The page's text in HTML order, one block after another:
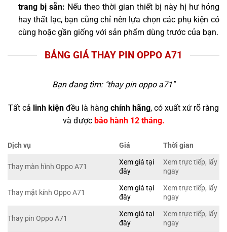
trang bị sẵn: Nếu theo thời gian thiết bị này hị hư hỏng
hay thất lạc, bạn cũng chỉ nên lựa chọn các phụ kiện có
cùng hoặc gần giống với sản phẩm dùng trước của bạn.
BẢNG GIÁ THAY PIN OPPO A71
Bạn đang tìm: "thay pin oppo a71"
Tất cả linh kiện đều là hàng chính hãng, có xuất xứ rõ ràng
và được bảo hành 12 tháng.
Dịch vụ Giá Thời gian
Thay màn hình Oppo A71
Xem giá tại
đây
Xem trực tiếp, lấy
ngay
Thay mặt kính Oppo A71
Xem giá tại
đây
Xem trực tiếp, lấy
ngay
Thay pin Oppo A71
Xem giá tại
đây
Xem trực tiếp, lấy
ngay